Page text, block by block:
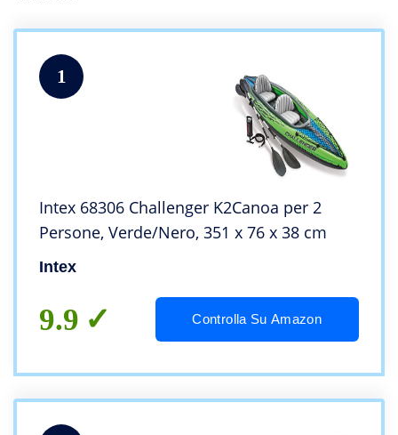
1
Intex 68306 Challenger K2Canoa per 2
Persone, Verde/Nero, 351 x 76 x 38 cm
Intex
9.9 Controlla Su Amazon